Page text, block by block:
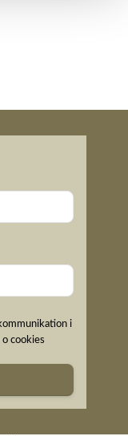
i
o cookies